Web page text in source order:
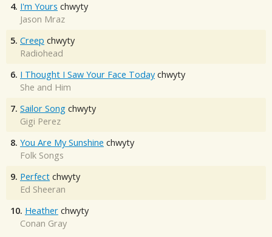
4. I'm Yours chwyty
Jason Mraz
5. Creep chwyty
Radiohead
6. I Thought I Saw Your Face Today chwyty
She and Him
7. Sailor Song chwyty
Gigi Perez
8. You Are My Sunshine chwyty
Folk Songs
9. Perfect chwyty
Ed Sheeran
10. Heather chwyty
Conan Gray